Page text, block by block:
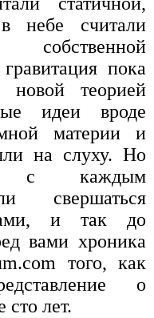
небе считали
пока
новой теорией
идеи вроде
материи и
на слуху. Но
с каждым
свершаться
и так до
вами хроника
того, как
о
сто лет.